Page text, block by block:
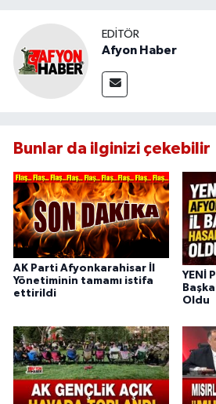
EDITÖR
Afyon Haber
Bunlar da ilginizi çekebilir
AK Parti Afyonkarahisar İl
Yönetiminin tamamı istifa
ettirildi
YENİ
Oldu